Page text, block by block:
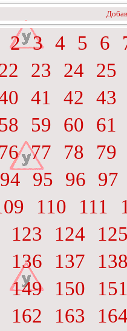
2 3 4 5 6
23 24
25
41 42
43
58 59 60
61
76 77 78
79
94 95 96
97
110 111
123 124
136 137
149 150
162 163